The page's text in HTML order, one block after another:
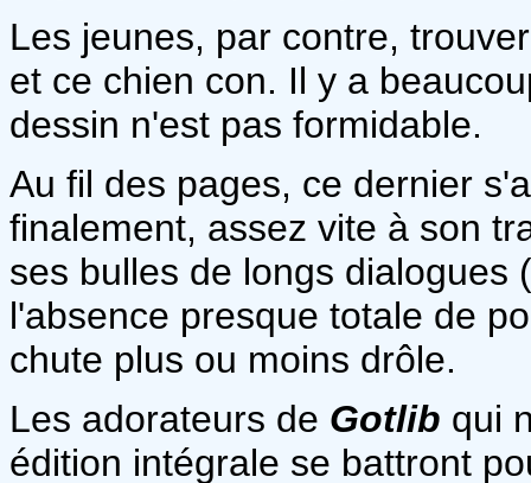
Les jeunes, par contre,
et ce chien con. Il y a
dessin n'est pas formidable.
Au fil des pages, ce dernier
finalement, assez vite à son
ses bulles de longs dialogues
l'absence presque totale de
chute plus ou moins drôle.
Les adorateurs de Gotlib qui
édition intégrale se battront